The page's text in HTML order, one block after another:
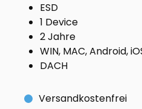
ESD
1 Device
2 Jahre
WIN, MAC, Android,
DACH
Versandkostenfrei